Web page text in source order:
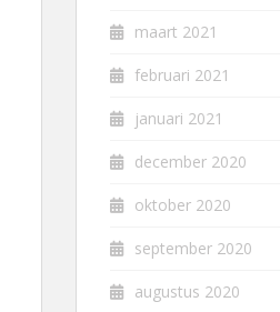
maart 2021
februari 2021
januari 2021
december 2020
oktober 2020
september 2020
augustus 2020